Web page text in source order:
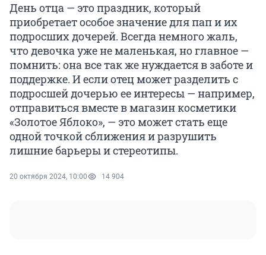
День отца — это праздник, который
приобретает особое значение для пап и их
подросших дочерей. Всегда немного жаль,
что девочка уже не маленькая, но главное —
помнить: она все так же нуждается в заботе и
поддержке. И если отец может разделить с
подросшей дочерью ее интересы — например,
отправиться вместе в магазин косметики
«Золотое Яблоко», — это может стать еще
одной точкой сближения и разрушить
лишние барьеры и стереотипы.
20 октября 2024, 10:00 14 904